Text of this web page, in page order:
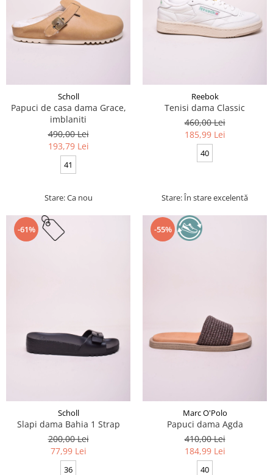
Scholl
Papuci de casa dama Grace,
imblaniti
490,00 Lei
193,79 Lei
41
Stare: Ca nou
Reebok
Tenisi dama Classic
460,00 Lei
185,99 Lei
40
Stare: În stare excelentă
-61%
Scholl
Slapi dama Bahia 1 Strap
200,00 Lei
77,99 Lei
36
-55%
Marc O'Polo
Papuci dama Agda
410,00 Lei
184,99 Lei
40